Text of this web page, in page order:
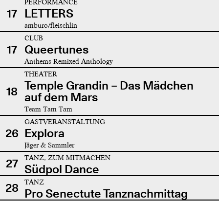
17
PERFORMANCE
LETTERS
amburo/fleischlin
17
CLUB
Queertunes
Anthems Remixed Anthology
18
THEATER
Temple Grandin – Das Mädchen
auf dem Mars
Team Tam Tam
26
GASTVERANSTALTUNG
Explora
Jäger & Sammler
27 TANZ, ZUM MITMACHEN
Südpol Dance
28
TANZ
Pro Senectute Tanznachmittag